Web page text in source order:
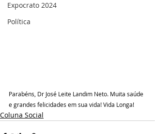
Expocrato 2024
Política
Parabéns, Dr José Leite Landim Neto. Muita saúde
e grandes felicidades em sua vida! Vida Longa!
Coluna Social